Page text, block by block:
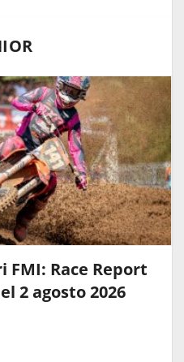
FMI: Race Report
2 agosto 2026